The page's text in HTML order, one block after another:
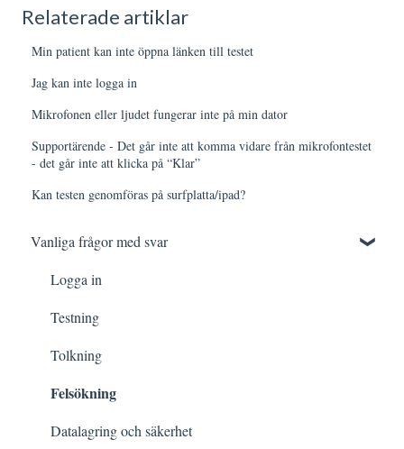
Relaterade artiklar
Min patient kan inte öppna länken till testet
Jag kan inte logga in
Mikrofonen eller ljudet fungerar inte på min dator
Supportärende - Det går inte att komma vidare från mikrofontestet
- det går inte att klicka på “Klar”
Kan testen genomföras på surfplatta/ipad?
Vanliga frågor med svar
Logga in
Testning
Tolkning
Felsökning
Datalagring och säkerhet